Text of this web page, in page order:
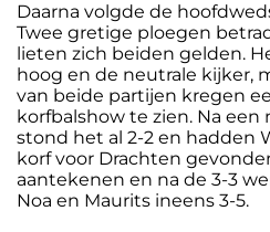
Daarna volgde de
Twee gretige ploegen
lieten zich beiden gelden.
hoog en de neutrale kijker,
van beide partijen kregen
korfbalshow te zien. Na
stond het al 2-2 en hadden
korf voor Drachten
aantekenen en na de 3-3
Noa en Maurits ineens 3-5.